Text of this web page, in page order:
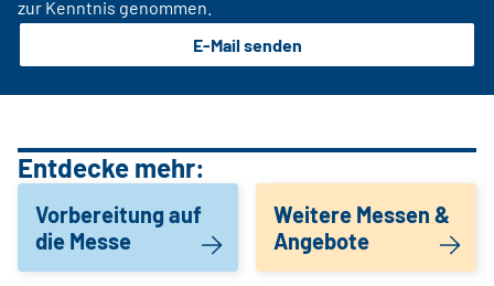
zur Kenntnis genommen.
E-Mail senden
Entdecke mehr:
Vorbereitung auf
die Messe
Weitere Messen &
Angebote